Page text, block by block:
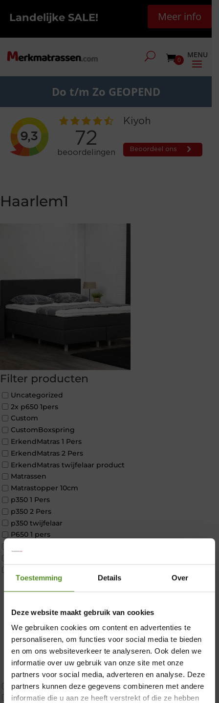
Toestemming Details Over
Deze website maakt gebruik van cookies
We gebruiken cookies om content en advertenties te
personaliseren, om functies voor social media te bieden
en om ons websiteverkeer te analyseren. Ook delen we
informatie over uw gebruik van onze site met onze
partners voor social media, adverteren en analyse. Deze
partners kunnen deze gegevens combineren met andere
informatie die u aan ze heeft verstrekt of die ze hebben
Landelijke SALE! Meer info
0
Do t/m Zo GEOPEND
Haarlem1
Filter producten
Uncategorized
2x p650 1pers
Custom
CustomBoxspring
ErkendMatras 1 Pers
ErkendMatras 2 Pers
ErkendMatras twijfelaar product
Matrassen
Matrastopper 10cm
p350 1 Pers
p350 2 Pers
p350 twijfelaar
P650 1 pers
Maatvoering
1 persoon
2 personen split
Twijfelaar
Materiaal
Koudschuim
Latex
Traagschuim
Tweepersoons 1 kern
Tweepersoons 1 kern product